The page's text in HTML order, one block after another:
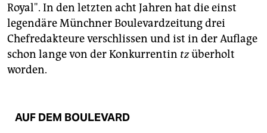
Royal". In den letzten acht Jahren hat die einst
legendäre Münchner Boulevardzeitung drei
Chefredakteure verschlissen und ist in der Auflage
schon lange von der Konkurrentin tzüberholt
worden.
AUF DEM BOULEVARD